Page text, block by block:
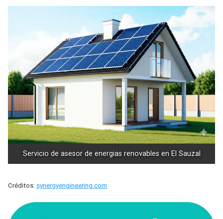
Servicio de asesor de energias renovables en El Sauzal
Créditos: synergyengineering.com